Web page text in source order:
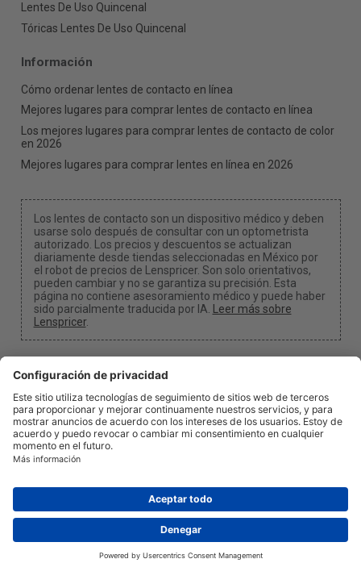
Lentes De Uso Quincenal
Tóricas Lentes De Uso Quincenal
Información
Cómo ordenar lentes de contacto en línea
Mejores lugares para comprar lentes de contacto en línea
Los mejores lugares para comprar lentes de contacto de color
en 2026
Mejores lugares para comprar lentes en línea en 2026
Los lentes de contacto son un dispositivo médico y deben
usarse solo después de consultar con un optometrista
autorizado. Los precios y descuentos se actualizan
diariamente desde tiendas seleccionadas en México por
el robot de precios de Lenspricer. Son solo orientativos,
pueden cambiar y no se garantiza su precisión. Esta
página no contiene asesoramiento médico y puede haber
sido parcialmente traducida por IA.
Leer más sobre
Lenspricer.
Configuración de cookies y privacidad
Podemos ganar una comisión si utilizas uno de
nuestros enlaces para realizar una compra.
Política de PrivacidadLegalinfo@lenspricer.mx
DK44428156